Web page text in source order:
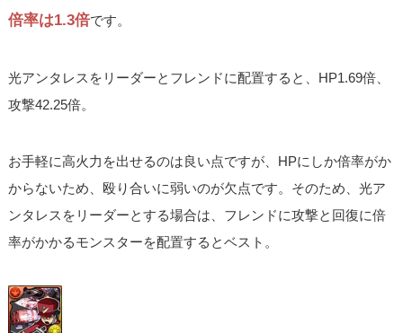
倍率は1.3倍です。
光アンタレスをリーダーとフレンドに配置すると、HP1.69倍、
攻撃42.25倍。
お手軽に高火力を出せるのは良い点ですが、HPにしか倍率がか
からないため、殴り合いに弱いのが欠点です。そのため、光ア
ンタレスをリーダーとする場合は、フレンドに攻撃と回復に倍
率がかかるモンスターを配置するとベスト。